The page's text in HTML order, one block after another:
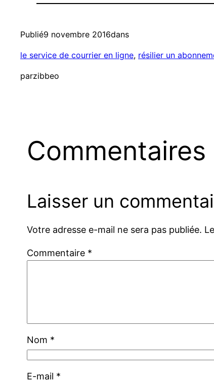
Publié9 novembre 2016dans
le service de courrier en ligne, résilier un
parzibbeo
Commentaires
Laisser un
Votre adresse e-mail ne sera pas publiée.
Commentaire *
Nom *
E-mail *